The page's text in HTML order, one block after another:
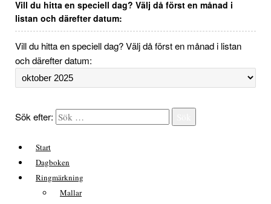
Vill du hitta en speciell dag? Välj då först en månad i
listan och därefter datum:
Vill du hitta en speciell dag? Välj då först en månad i listan
och därefter datum:
Sök efter:
Start
Dagboken
Ringmärkning
Mallar